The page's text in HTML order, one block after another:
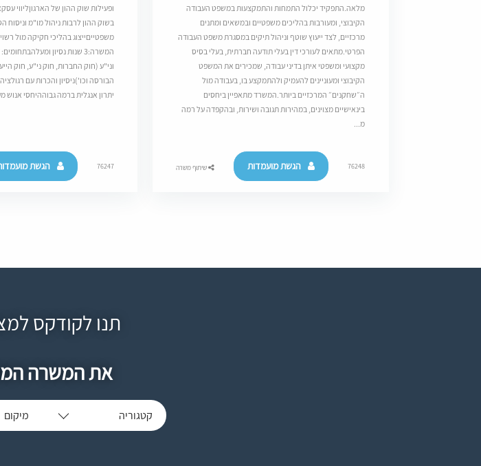
מלאה.התפקיד יכלול התמחות והתמקצעות במשפט העבודה
הקיבוצי, ומעורבות בהליכים משפטיים ובמשאים ומתנים
מרכזיים, לצד ייעוץ שוטף וניהול תיקים במסגרת משפט העבודה
הפרטי.מתאים לעורכי דין בעלי תודעה חברתית, בעלי בסיס
מקצועי ומשפטי איתן בדיני עבודה, שמכירים את המשפט
הקיבוצי ומעוניינים להעמיק ולהתמקצע בו, בעבודה מול
ה״שחקנים״ המרכזיים ביותר.המשרד מתאפיין ביחסים
בינאישיים מצוינים, במהירות תגובה ושירות, ובהקפדה על רמה
מ...
76248 הגשת מועמדות שיתוף משרה
ופעילות שוק ההון של הארגוןליווי
בשוק ההון לרבות ניהול מו"מ וניסוח
משפטייםייצוג בהליכי חקיקה מול
המשרה:3 שנות נסיון
וני"ע (חוק החברות, חוק ני"ע, חוק
הבורסה וכו')ניסיון והכרות עם
יתרון אנגלית ברמה גבוההיחסי אנוש
76247 הגשת
תנו לקודקס
את המשרה
קטגוריה מיקום